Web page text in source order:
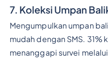
7. Koleksi Umpan
Mengumpulkan umpan
mudah dengan SMS. 31%
menanggapi survei